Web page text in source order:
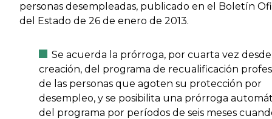
personas desempleadas, publicado en el Boletín
del Estado de 26 de enero de 2013.
Se acuerda la prórroga, por cuarta vez
creación, del programa de recualificación
de las personas que agoten su protección por
desempleo, y se posibilita una prórroga
del programa por períodos de seis meses